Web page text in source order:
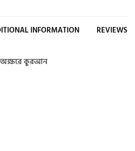
INFORMATION REVIEWS
অক্ষরে কুরআন